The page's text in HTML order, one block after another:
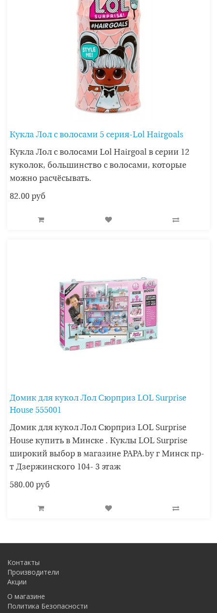
Кукла Лол с волосами 5 серия-Lol Hairgoals
Кукла Лол с волосами Lol Hairgoal в серии 12
куколок, большинство с волосами, которые
можно расчёсывать.
82.00 руб
Домик для кукол Лол Сюрприз LOL Surprise
House 555001
Домик для кукол Лол Сюрприз LOL Surprise
House купить в Минске . Куклы LOL Surprise
широкий выбор в магазине PAPA.by г Минск пр-
т Дзержинского 104- 3 этаж
580.00 руб
Контакты
Производители
Акции
О магазине
Политика Безопасности